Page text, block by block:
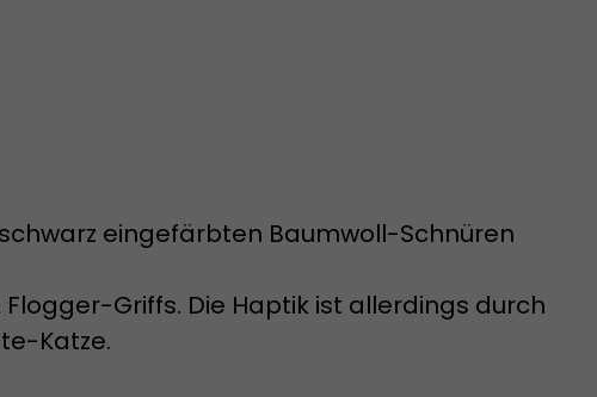
eingefärbten Baumwoll-Schnüren
Griffs. Die Haptik ist allerdings durch
Katze.